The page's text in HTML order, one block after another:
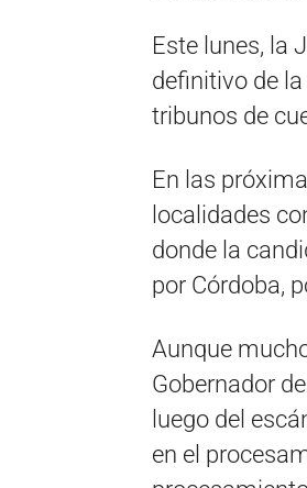
Este lunes, la
definitivo de
tribunos de
En las
localidades
donde la
por Córdoba,
Aunque
Gobernador
luego del
en el